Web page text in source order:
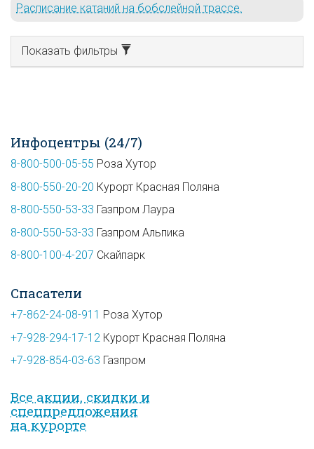
Расписание катаний на бобслейной трассе.
Показать фильтры
Инфоцентры (24/7)
8-800-500-05-55 Роза Хутор
8-800-550-20-20 Курорт Красная Поляна
8-800-550-53-33 Газпром Лаура
8-800-550-53-33 Газпром Альпика
8-800-100-4-207 Скайпарк
Спасатели
+7-862-24-08-911 Роза Хутор
+7-928-294-17-12 Курорт Красная Поляна
+7-928-854-03-63 Газпром
Все акции, скидки и
спец­предложе­ния
на курорте